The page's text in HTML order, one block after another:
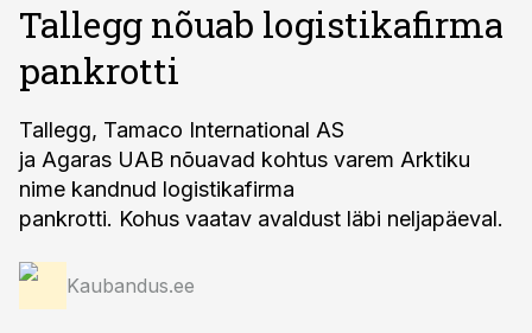
Tallegg nõuab logistikafirma
pankrotti
Tallegg, Tamaco International AS
ja Agaras UAB nõuavad kohtus varem Arktiku
nime kandnud logistikafirma
pankrotti. Kohus vaatav avaldust läbi neljapäeval.
Kaubandus.ee